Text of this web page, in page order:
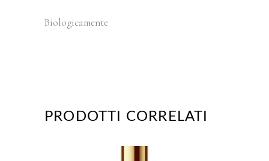
Biologicamente
PRODOTTI CORRELATI